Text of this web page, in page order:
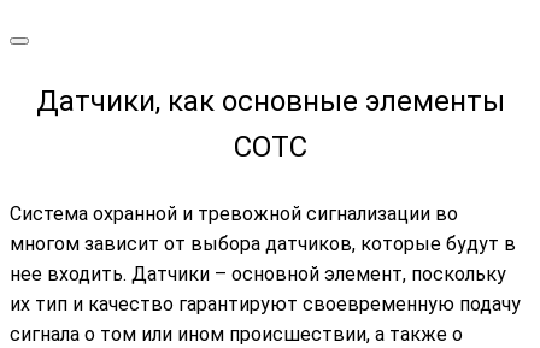
Датчики, как основные элементы
СОТС
Система охранной и тревожной сигнализации во
многом зависит от выбора датчиков, которые будут в
нее входить. Датчики – основной элемент, поскольку
их тип и качество гарантируют своевременную подачу
сигнала о том или ином происшествии, а также о